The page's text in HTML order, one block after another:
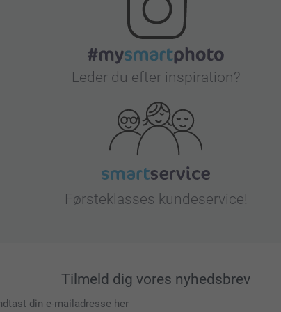
Leder du efter inspiration?
Førsteklasses kundeservice!
Tilmeld dig vores nyhedsbrev
din e-mailadresse her